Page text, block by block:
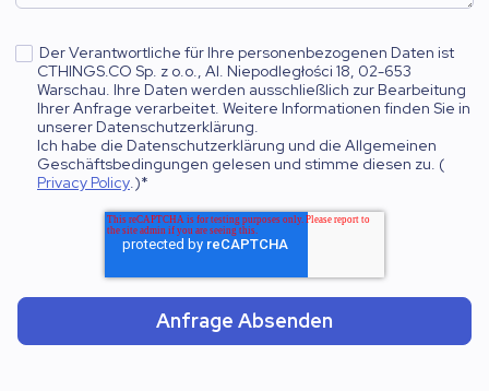
Der Verantwortliche für Ihre personenbezogenen Daten ist
CTHINGS.CO Sp. z o.o., Al. Niepodległości 18, 02-653
Warschau. Ihre Daten werden ausschließlich zur Bearbeitung
Ihrer Anfrage verarbeitet. Weitere Informationen finden Sie in
unserer Datenschutzerklärung.
Ich habe die Datenschutzerklärung und die Allgemeinen
Geschäftsbedingungen gelesen und stimme diesen zu. (
Privacy Policy.)*